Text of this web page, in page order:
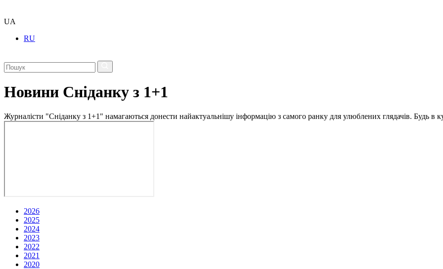
UA
RU
Новини Сніданку з 1+1
Журналісти "Сніданку з 1+1" намагаються донести найактуальнішу інформацію з самого ранку для улюблених глядачів. Будь в
2026
2025
2024
2023
2022
2021
2020